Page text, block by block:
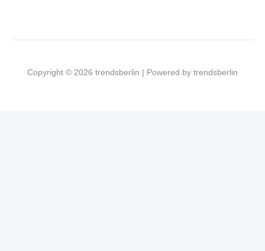
Copyright © 2026 trendsberlin | Powered by trendsberlin